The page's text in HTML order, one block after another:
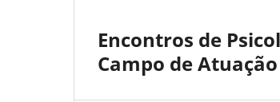
Encontros de
Campo de